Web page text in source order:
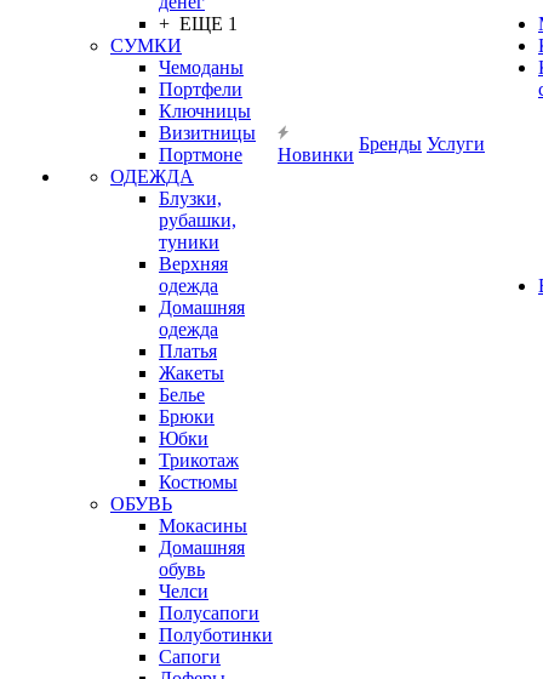
+ ЕЩЕ 1
СУМКИ
Чемоданы
Портфели
Ключницы
Визитницы
Портмоне
ОДЕЖДА
Блузки,
рубашки,
туники
Верхняя
одежда
Домашняя
одежда
Платья
Жакеты
Белье
Брюки
Юбки
Трикотаж
Костюмы
ОБУВЬ
Мокасины
Домашняя
обувь
Челси
Полусапоги
Полуботинки
Сапоги
Новинки
Бренды Услуги